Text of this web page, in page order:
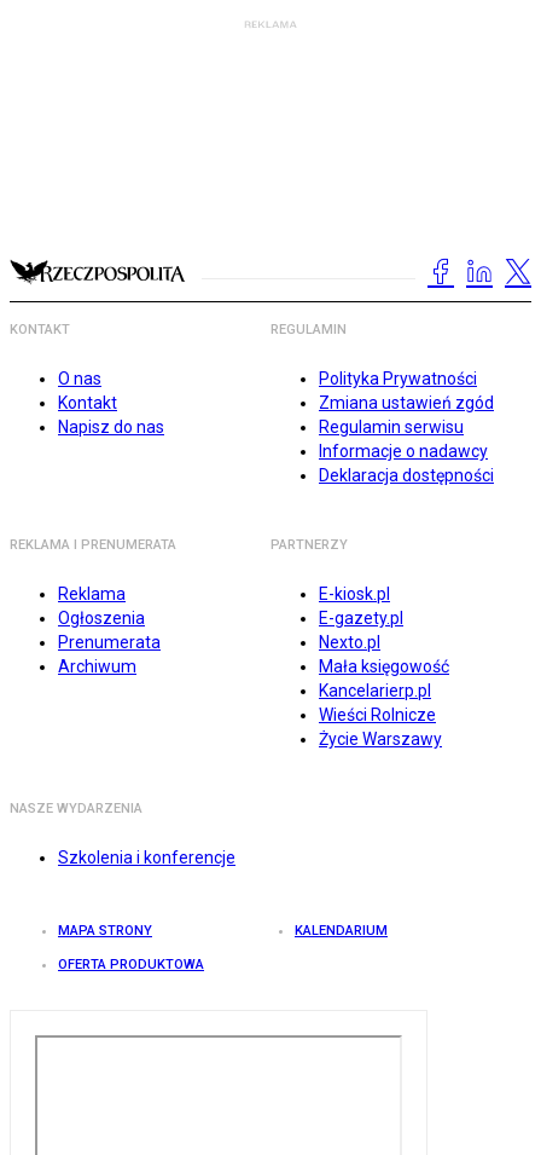
KONTAKT
O nas
Kontakt
Napisz do nas
REGULAMIN
Polityka Prywatności
Zmiana ustawień zgód
Regulamin serwisu
Informacje o nadawcy
Deklaracja dostępności
REKLAMA I PRENUMERATA
Reklama
Ogłoszenia
Prenumerata
Archiwum
PARTNERZY
E-kiosk.pl
E-gazety.pl
Nexto.pl
Mała księgowość
Kancelarierp.pl
Wieści Rolnicze
Życie Warszawy
NASZE WYDARZENIA
Szkolenia i konferencje
MAPA STRONY KALENDARIUM
OFERTA PRODUKTOWA